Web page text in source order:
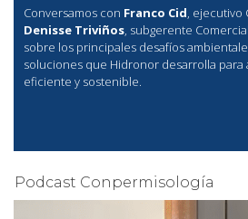
Conversamos con Franco Cid, ejecutivo
Denisse Triviños, subgerente
sobre los principales desafíos
soluciones que Hidronor desarrolla para
eficiente y sostenible.
Podcast Conpermisología